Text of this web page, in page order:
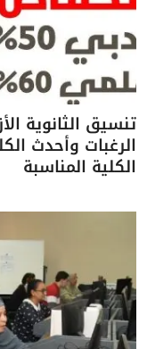
الرغبات وأحدث
الكلية المناسبة